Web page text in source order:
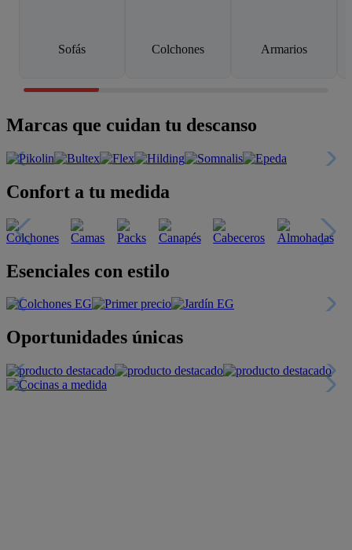
Sofás Colchones Armarios
Marcas que cuidan tu descanso
Confort a tu medida
Esenciales con estilo
Oportunidades únicas